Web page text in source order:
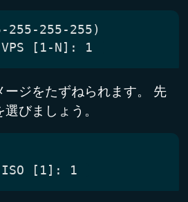
ージをたずねられます。 先
びましょう。